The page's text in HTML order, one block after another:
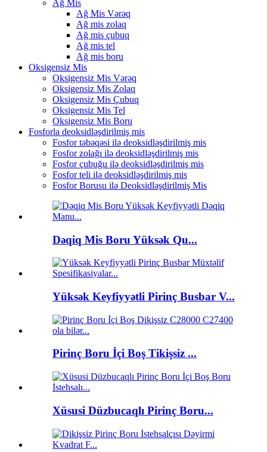
Ağ Mis
Ağ Mis Vərəq
Ağ mis zolaq
Ağ mis çubuq
Ağ mis tel
Ağ mis boru
Oksigensiz Mis
Oksigensiz Mis Vərəq
Oksigensiz Mis Zolaq
Oksigensiz Mis Çubuq
Oksigensiz Mis Tel
Oksigensiz Mis Boru
Fosforla deoksidləşdirilmiş mis
Fosfor təbəqəsi ilə deoksidləşdirilmiş mis
Fosfor zolağı ilə deoksidləşdirilmiş mis
Fosfor çubuğu ilə deoksidləşdirilmiş mis
Fosfor teli ilə deoksidləşdirilmiş mis
Fosfor Borusu ilə Deoksidləşdirilmiş Mis
Dəqiq Mis Boru Yüksək Qu...
Yüksək Keyfiyyətli Pirinç Busbar V...
Pirinç Boru İçi Boş Tikişsiz ...
Xüsusi Düzbucaqlı Pirinç Boru...